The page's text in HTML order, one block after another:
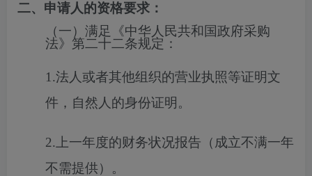
二、申请人的资格要求：
（一）满足《中华人民共和国政府采购
法》第二十二条规定：
1.法人或者其他组织的营业执照等证明文
件，自然人的身份证明。
2.上一年度的财务状况报告（成立不满一年
不需提供）。